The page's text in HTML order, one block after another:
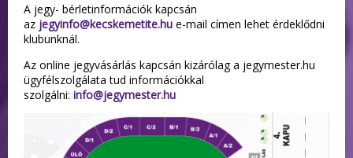
A jegy- bérletinformációk kapcsán
az jegyinfo@kecskemetite.hu e-mail címen lehet érdeklődni
klubunknál.
Az online jegyvásárlás kapcsán kizárólag a jegymester.hu
ügyfélszolgálata tud információkkal
szolgálni: info@jegymester.hu